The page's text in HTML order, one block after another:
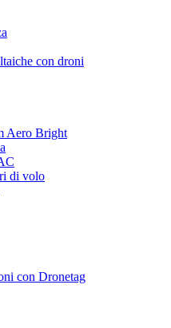
con droni
Aero Bright
di volo
con Dronetag